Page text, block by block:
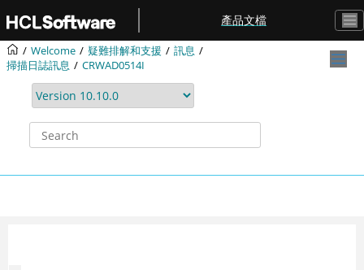
產品文檔
Welcome 疑難排解和支援
訊息
掃描日誌訊息
CRWAD0514I